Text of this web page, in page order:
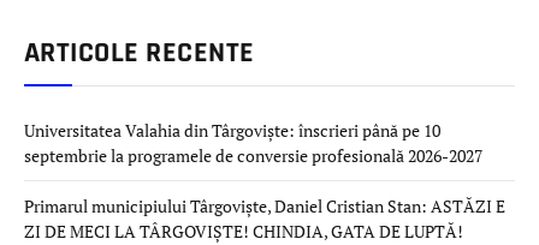
ARTICOLE RECENTE
Universitatea Valahia din Târgoviște: înscrieri până pe 10
septembrie la programele de conversie profesională 2026-2027
Primarul municipiului Târgoviște, Daniel Cristian Stan: ASTĂZI E
ZI DE MECI LA TÂRGOVIȘTE! CHINDIA, GATA DE LUPTĂ!